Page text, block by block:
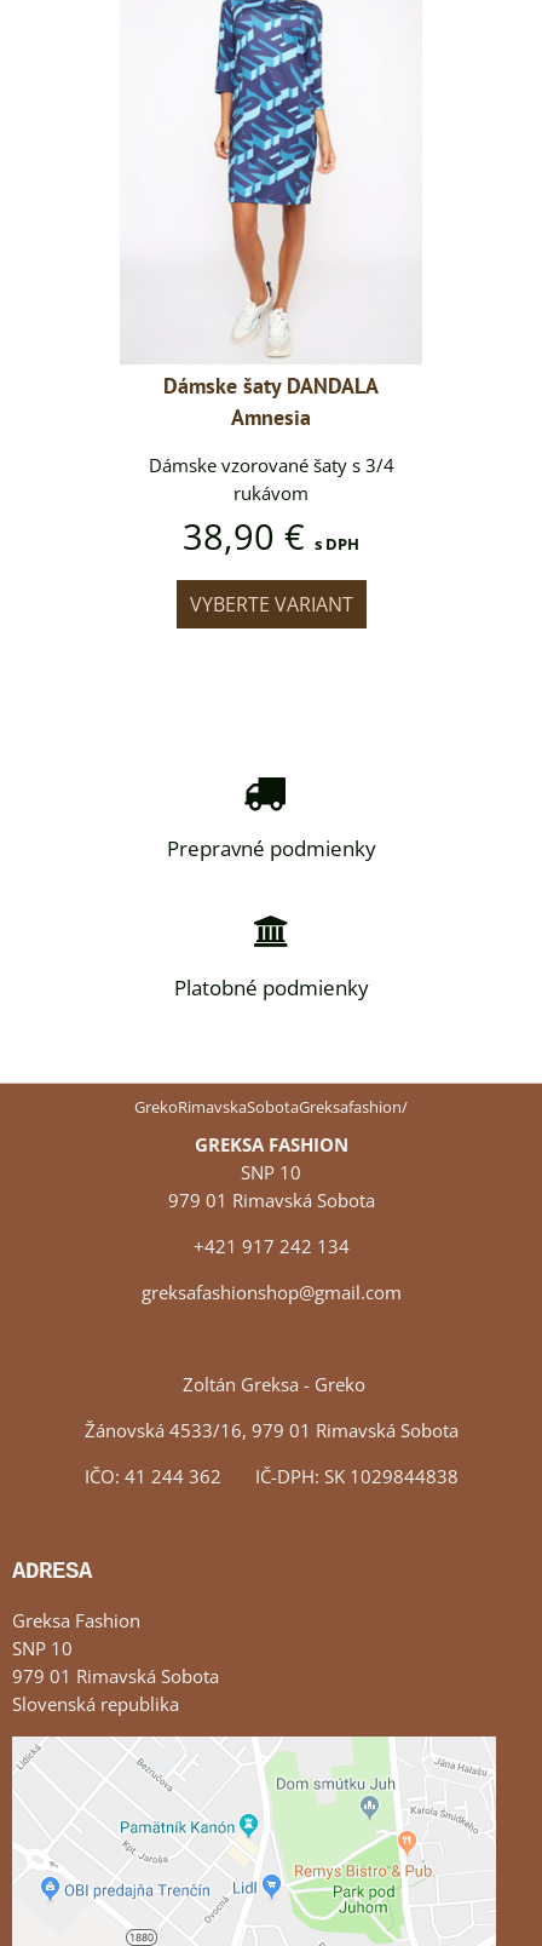
Dámske šaty DANDALA
Amnesia
Dámske vzorované šaty s 3/4
rukávom
38,90 € s DPH
VYBERTE VARIANT
Prepravné podmienky
Platobné podmienky
GrekoRimavskaSobotaGreksafashion/
GREKSA FASHION
SNP 10
979 01 Rimavská Sobota
+421 917 242 134
greksafashionshop@gmail.com
Zoltán Greksa - Greko
Žánovská 4533/16, 979 01 Rimavská Sobota
IČO: 41 244 362 IČ-DPH: SK 1029844838
ADRESA
Greksa Fashion
SNP 10
979 01 Rimavská Sobota
Slovenská republika
Externý obsah je blokovaný Voľbami súkromia
Prajete si načítať externý obsah?
Povoliť tentokrát